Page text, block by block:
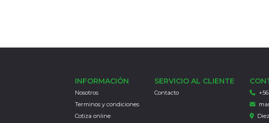
INFORMACIÓN
Nosotros
Terminos y condiciones
Cotiza online
SERVICIO AL CLIENTE
Contacto